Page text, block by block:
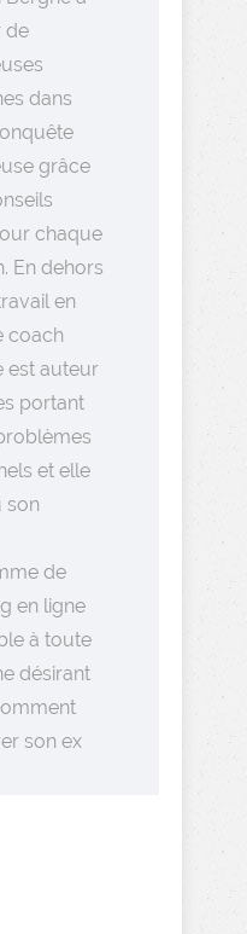
de
dans
grâce
chaque
En dehors
en
coach
est auteur
portant
et elle
son
de
en ligne
à toute
désirant
son ex